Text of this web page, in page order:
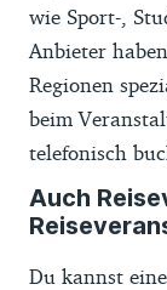
wie Sport-,
Anbieter
Regionen
beim
telefonisch
Auch
Du kannst